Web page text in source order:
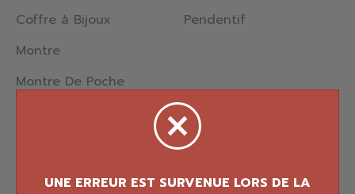
Coffre à Bijoux
Montre
Montre De Poche
Nettoyeur
Pendentif